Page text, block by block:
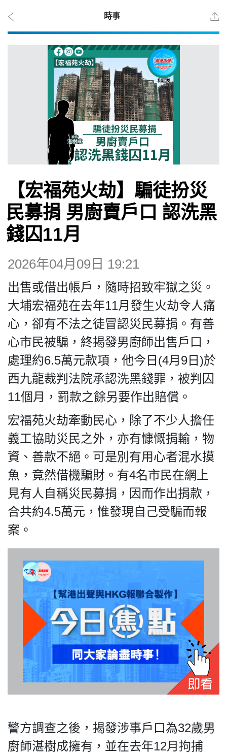
時事
觀點
博客
投票
視頻
昔日
系列
活動
關於我們
我們的立場
登記支持
聯絡我們
私
隱
時事
【宏福苑火劫】騙徒扮災
民募捐 男廚賣戶口 認洗黑
錢囚11月
2026年04月09日 19:21
出售或借出帳戶，隨時招致牢獄之災。
大埔宏福苑在去年11月發生火劫令人痛
心，卻有不法之徒冒認災民募捐。有善
心市民被騙，終揭發男廚師出售戶口，
處理約6.5萬元款項，他今日(4月9日)於
西九龍裁判法院承認洗黑錢罪，被判囚
11個月，罰款之餘另要作出賠償。
宏福苑火劫牽動民心，除了不少人擔任
義工協助災民之外，亦有慷慨捐輸，物
資、善款不絕。可是別有用心者混水摸
魚，竟然借機騙財。有4名市民在網上
見有人自稱災民募捐，因而作出捐款，
合共約4.5萬元，惟發現自己受騙而報
案。
警方調查之後，揭發涉事戶口為32歲男
廚師湛樹成擁有，並在去年12月拘捕